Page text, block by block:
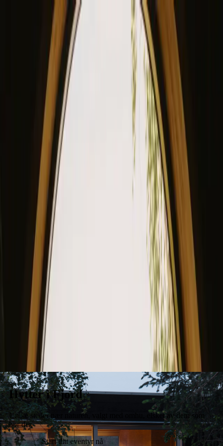
View our site in English? Click here
Opphold Gavekort
Hytter i Fjord
Unike steder nær naturen, valgt med omhu, elsket av dem som
bor der.
Start ditt eventyr nå